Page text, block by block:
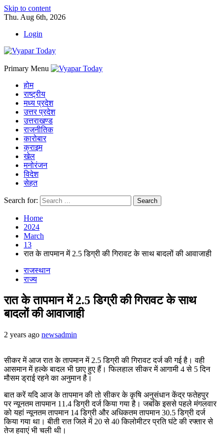
Skip to content
Thu. Aug 6th, 2026
Login
Primary Menu
होम
राष्ट्रीय
मध्य प्रदेश
उत्तर प्रदेश
उत्तराखण्ड
राजनीतिक
कारोबार
क्राइम
खेल
मनोरंजन
विदेश
सेहत
Search for:
Home
2024
March
13
रात के तापमान में 2.5 डिग्री की गिरावट के साथ बादलों की आवाजाही
राजस्थान
राज्य
रात के तापमान में 2.5 डिग्री की गिरावट के साथ
बादलों की आवाजाही
2 years ago newsadmin
सीकर में आज रात के तापमान में 2.5 डिग्री की गिरावट दर्ज की गई है। वही
आसमान में हल्के बादल भी छाए हुए हैं। फिलहाल सीकर में आगामी 4 से 5 दिन
मौसम ड्राई रहने का अनुमान है।
बात करें यदि आज के तापमान की तो सीकर के कृषि अनुसंधान केंद्र फतेहपुर
पर न्यूनतम तापमान 11.4 डिग्री दर्ज किया गया है। जबकि इससे पहले मंगलवार
को यहां न्यूनतम तापमान 14 डिग्री और अधिकतम तापमान 30.5 डिग्री दर्ज
किया गया था। बीती रात जिले में 20 से 40 किलोमीटर प्रति घंटे की रफ्तार से
तेज हवाएं भी चली थी।